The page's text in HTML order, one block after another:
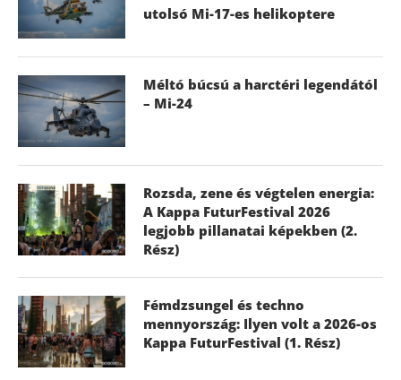
utolsó Mi-17-es helikoptere
Méltó búcsú a harctéri legendától
– Mi-24
Rozsda, zene és végtelen energia:
A Kappa FuturFestival 2026
legjobb pillanatai képekben (2.
Rész)
Fémdzsungel és techno
mennyország: Ilyen volt a 2026-os
Kappa FuturFestival (1. Rész)